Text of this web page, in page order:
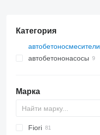
Категория
автобетоносмесители
автобетононасосы
Марка
BM
2.5
CF
F-series
Fiori